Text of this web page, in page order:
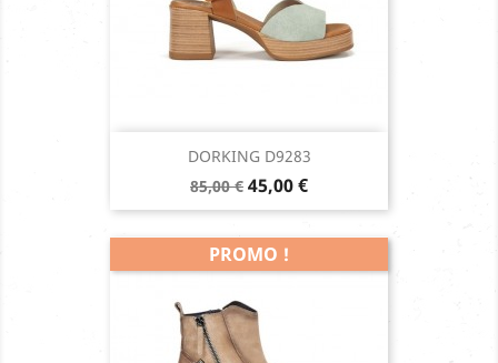
DORKING D9283
Prix
de
85,00 € Prix
45,00 €
PROMO !